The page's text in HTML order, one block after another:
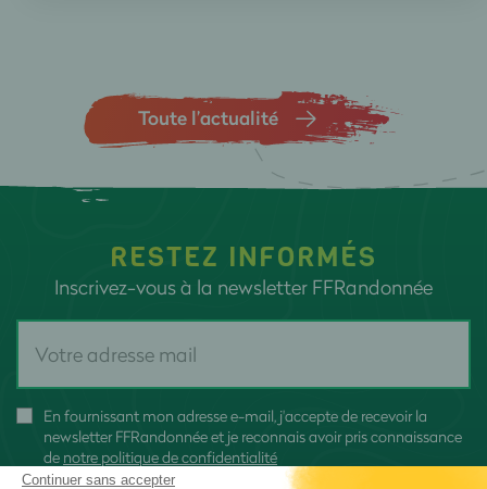
Toute l’actualité
RESTEZ INFORMÉS
Inscrivez-vous à la newsletter FFRandonnée
En fournissant mon adresse e-mail, j'accepte de recevoir la
newsletter FFRandonnée et je reconnais avoir pris connaissance
de notre politique de confidentialité
Continuer sans accepter